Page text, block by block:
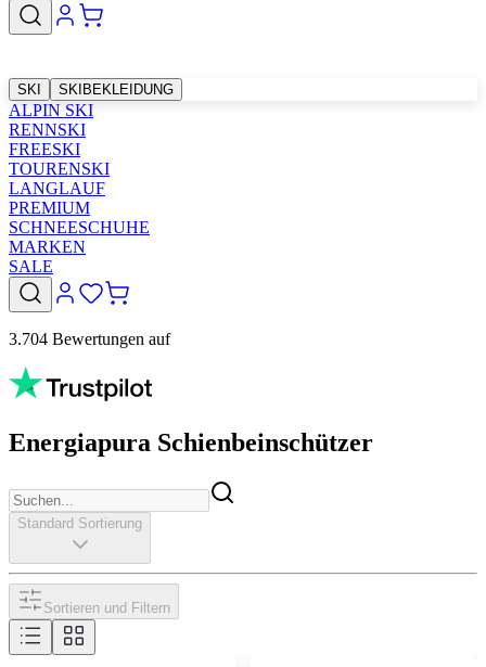
SKI SKIBEKLEIDUNG
ALPIN SKI
RENNSKI
FREESKI
TOURENSKI
LANGLAUF
PREMIUM
SCHNEESCHUHE
MARKEN
SALE
3.704 Bewertungen auf
Energiapura Schienbeinschützer
Standard Sortierung
Sortieren und Filtern